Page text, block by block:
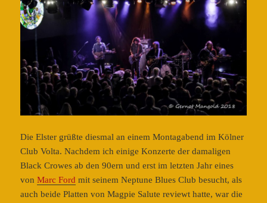
Die Elster grüßte diesmal an einem Montagabend im Kölner
Club Volta. Nachdem ich einige Konzerte der damaligen
Black Crowes ab den 90ern und erst im letzten Jahr eines
vonMarc Ford mit seinem Neptune Blues Club besucht, als
auch beide Platten von Magpie Salute reviewt hatte, war die